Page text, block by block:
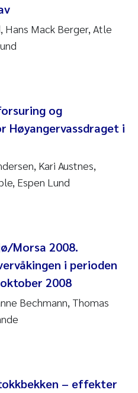
Bellerby
Mack Berger, Atle
og
Høyangervassdraget i
Kari Austnes,
Espen Lund
Morsa 2008.
i perioden
2008
Bechmann, Thomas
– effekter